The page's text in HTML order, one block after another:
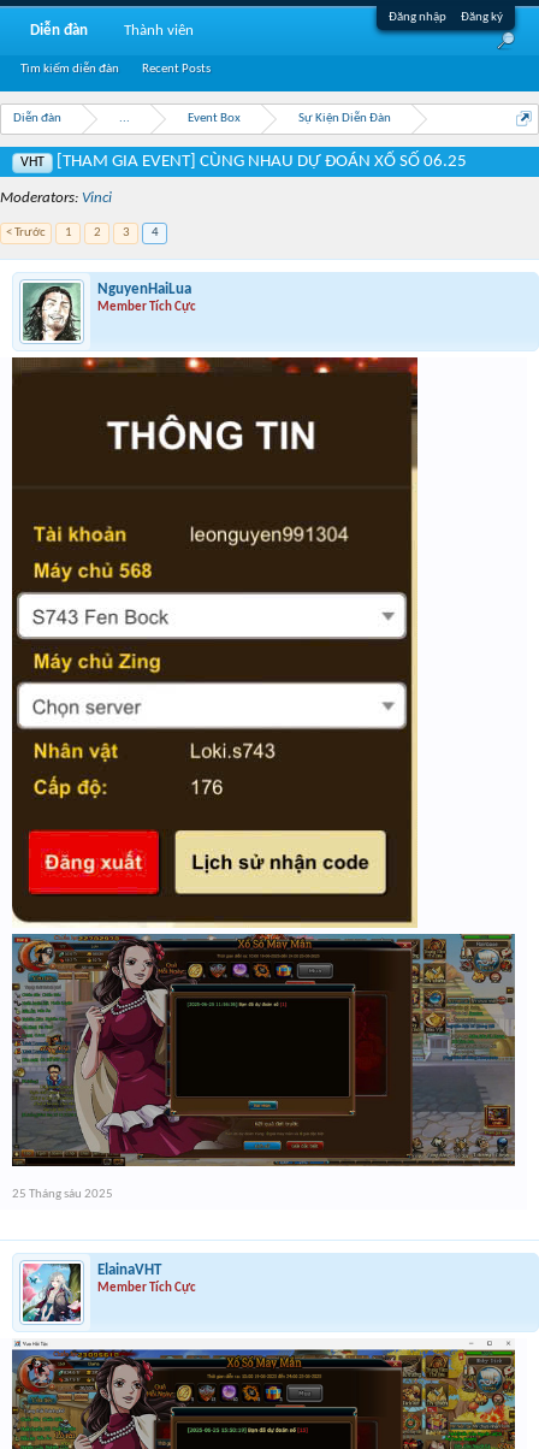
Đăng nhập Đăng ký
Diễn đàn ... Event Box Sự Kiện Diễn Đàn
VHT [THAM GIA EVENT] CÙNG NHAU DỰ ĐOÁN XỔ SỐ 06.25
Moderators: Vinci
< Trước 1 2 3 4
NguyenHaiLua
Member Tích Cực
25 Tháng sáu 2025
ElainaVHT
Member Tích Cực
Diễn đàn
Tìm kiếm diễn đàn Recent Posts
Thành viên